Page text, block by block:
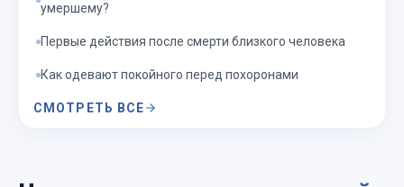
умершему?
Первые действия после смерти близкого человека
Как одевают покойного перед похоронами
СМОТРЕТЬ ВСЕ